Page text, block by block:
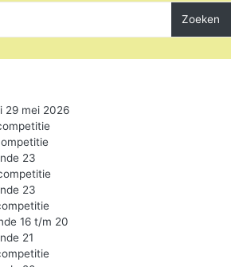
29 mei 2026
23
23
16 t/m 20
21